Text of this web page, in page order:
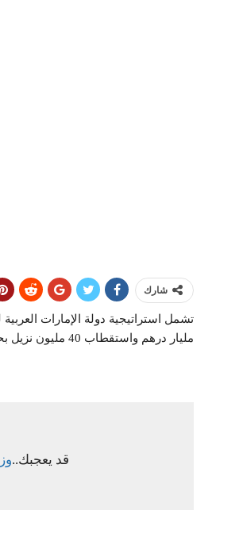
شارك
مليار درهم واستقطاب 40 مليون نزيل بحلول 2031.
قد يعجبك..